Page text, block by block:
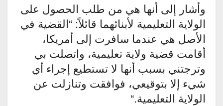
وأشار إلى أنها هي من طلب الحصول على
الولاية التعليمية لأبنائهما قائلاً: “القضية في
الأصل هي عندما سافرت إلى أمريكا،
أقامت قضية ولاية تعليمية، واتصلت بي
وترجتني بسبب أنها لا تستطيع إجراء أي
شيء إلا بتوقيعي، فوافقت وتنازلت عن
الولاية التعليمية“.